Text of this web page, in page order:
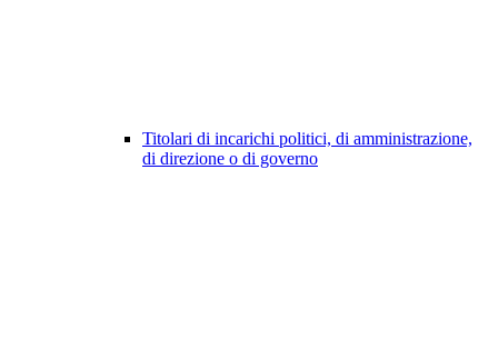
Titolari di incarichi politici, di amministrazione,
di direzione o di governo